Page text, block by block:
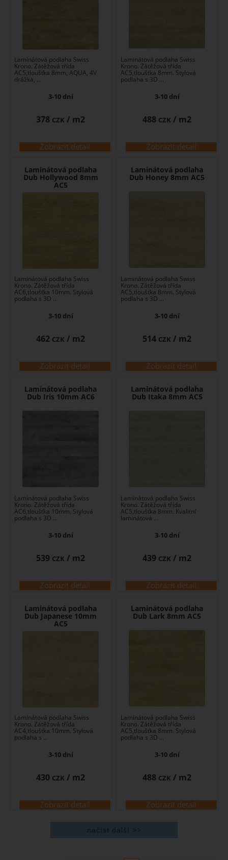
Laminátová podlaha Swiss
Krono. Zátěžová třída
AC5,tloušťka 8mm, AQUA, 4V
drážka, ...
3-10 dní
Zobrazit detail
378 CZK / m2
Laminátová podlaha Swiss
Krono. Zátěžová třída
AC5,tloušťka 8mm. Stylová
podlaha s 3D ...
3-10 dní
Zobrazit detail
488 CZK / m2
Laminátová podlaha
Dub Hollywood 8mm
AC5
Laminátová podlaha Swiss
Krono. Zátěžová třída
AC6,tloušťka 10mm. Stylová
podlaha s 3D ...
3-10 dní
Zobrazit detail
462 CZK / m2
Laminátová podlaha
Dub Honey 8mm AC5
Laminátová podlaha Swiss
Krono. Zátěžová třída
AC5,tloušťka 8mm. Stylová
podlaha s 3D ...
3-10 dní
Zobrazit detail
514 CZK / m2
Laminátová podlaha
Dub Iris 10mm AC6
Laminátová podlaha Swiss
Krono. Zátěžová třída
AC6,tloušťka 10mm. Stylová
podlaha s 3D ...
3-10 dní
Zobrazit detail
539 CZK / m2
Laminátová podlaha
Dub Itaka 8mm AC5
Laminátová podlaha Swiss
Krono. Zátěžová třída
AC5,tloušťka 8mm. Kvalitní
laminátová ...
3-10 dní
Zobrazit detail
439 CZK / m2
Laminátová podlaha
Dub Japanese 10mm
AC5
Laminátová podlaha Swiss
Krono. Zátěžová třída
AC4,tloušťka 10mm. Stylová
podlaha s ...
3-10 dní
Zobrazit detail
430 CZK / m2
Laminátová podlaha
Dub Lark 8mm AC5
Laminátová podlaha Swiss
Krono. Zátěžová třída
AC5,tloušťka 8mm. Stylová
podlaha s 3D ...
3-10 dní
Zobrazit detail
488 CZK / m2